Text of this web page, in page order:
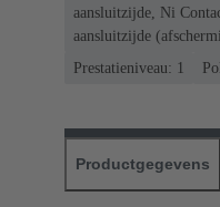
aansluitzijde, Ni
aansluitzijde
Prestatieniveau: 1
Productgegevens